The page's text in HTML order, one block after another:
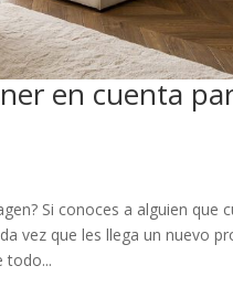
en cuenta
Si conoces a alguien que
vez que les llega un nuevo
todo...